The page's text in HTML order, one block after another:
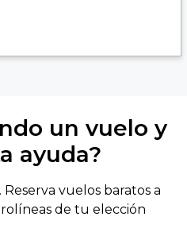
un vuelo y
ayuda?
Reserva vuelos baratos a
de tu elección